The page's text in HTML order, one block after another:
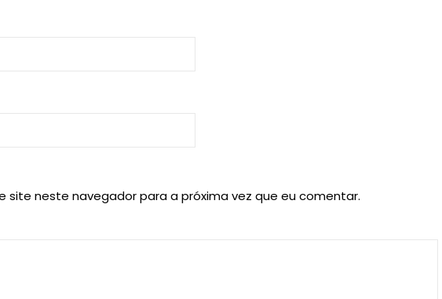
site neste navegador para a próxima vez que eu comentar.